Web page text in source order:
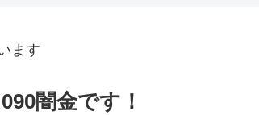
ます
闇金です！